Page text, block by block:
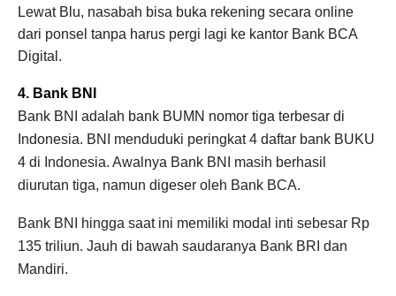
Lewat Blu, nasabah bisa buka rekening secara online
dari ponsel tanpa harus pergi lagi ke kantor Bank BCA
Digital.
4. Bank BNI
Bank BNI adalah bank BUMN nomor tiga terbesar di
Indonesia. BNI menduduki peringkat 4 daftar bank BUKU
4 di Indonesia. Awalnya Bank BNI masih berhasil
diurutan tiga, namun digeser oleh Bank BCA.
Bank BNI hingga saat ini memiliki modal inti sebesar Rp
135 triliun. Jauh di bawah saudaranya Bank BRI dan
Mandiri.